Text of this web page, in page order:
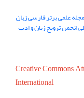
علمی برتر فارسی زبان
انجمن ترویج زبان و ادب
Creative Commons
International